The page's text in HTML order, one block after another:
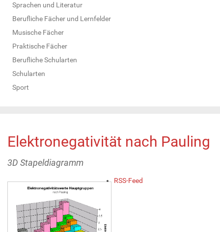
Sprachen und Literatur
Berufliche Fächer und Lernfelder
Musische Fächer
Praktische Fächer
Berufliche Schularten
Schularten
Sport
Elektronegativität nach Pauling
3D Stapeldiagramm
A
RSS-Feed